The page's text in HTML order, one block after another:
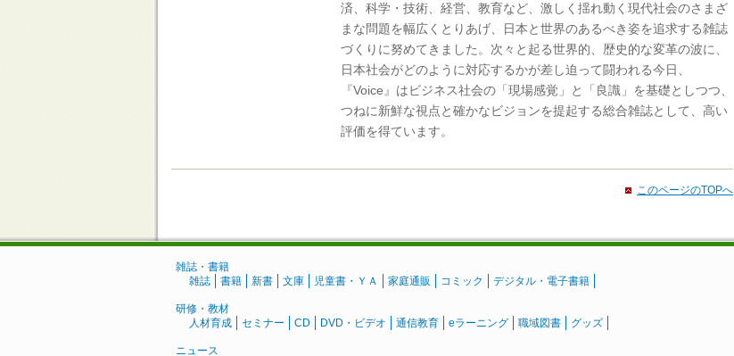
済、科学・技術、経営、教育など、激しく揺れ動く現代社会のさまざ
まな問題を幅広くとりあげ、日本と世界のあるべき姿を追求する雑誌
づくりに努めてきました。次々と起る世界的、歴史的な変革の波に、
日本社会がどのように対応するかが差し迫って闘われる今日、
『Voice』はビジネス社会の「現場感覚」と「良識」を基礎としつつ、
つねに新鮮な視点と確かなビジョンを提起する総合雑誌として、高い
評価を得ています。
このページのTOPへ
雑誌・書籍
雑誌
書籍 新書 文庫 児童書・ＹＡ 家庭通販 コミック デジタル・電子書籍
研修・教材
人材育成
セミナー CD DVD・ビデオ 通信教育 eラーニング 職域図書 グッズ
ニュース